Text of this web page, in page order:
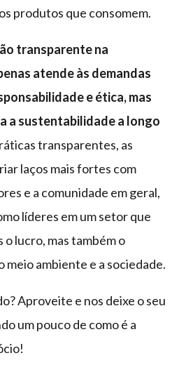
produtos que consomem.
transparente na
atende às demandas
e ética, mas
a sustentabilidade a longo
transparentes, as
laços mais fortes com
e a comunidade em geral,
líderes em um setor que
o lucro, mas também o
meio ambiente e a sociedade.
Aproveite e nos deixe o seu
um pouco de como é a